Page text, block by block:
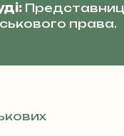
права.